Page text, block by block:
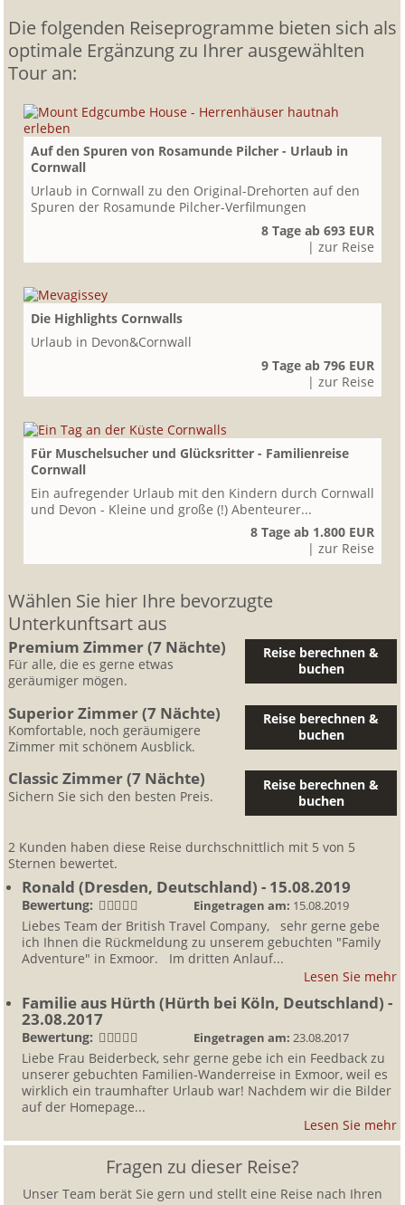
Die folgenden Reiseprogramme bieten sich als
optimale Ergänzung zu Ihrer ausgewählten
Tour an:
Auf den Spuren von Rosamunde Pilcher - Urlaub in
Cornwall
Urlaub in Cornwall zu den Original-Drehorten auf den
Spuren der Rosamunde Pilcher-Verfilmungen
8 Tage ab 693 EUR
| zur Reise
Die Highlights Cornwalls
Urlaub in Devon&Cornwall
9 Tage ab 796 EUR
| zur Reise
Für Muschelsucher und Glücksritter - Familienreise
Cornwall
Ein aufregender Urlaub mit den Kindern durch Cornwall
und Devon - Kleine und große (!) Abenteurer...
8 Tage ab 1.800 EUR
| zur Reise
Wählen Sie hier Ihre bevorzugte
Unterkunftsart aus
Premium Zimmer (7 Nächte)
Für alle, die es gerne etwas
geräumiger mögen.
Reise berechnen &
buchen
Superior Zimmer (7 Nächte)
Komfortable, noch geräumigere
Zimmer mit schönem Ausblick.
Reise berechnen &
buchen
Classic Zimmer (7 Nächte)
Sichern Sie sich den besten Preis.
Reise berechnen &
buchen
2 Kunden haben diese Reise durchschnittlich mit 5 von 5
Sternen bewertet.
Ronald (Dresden, Deutschland) - 15.08.2019
Bewertung: Eingetragen am: 15.08.2019
Liebes Team der British Travel Company, sehr gerne gebe
ich Ihnen die Rückmeldung zu unserem gebuchten "Family
Adventure" in Exmoor. Im dritten Anlauf...
Lesen Sie mehr
Familie aus Hürth (Hürth bei Köln, Deutschland) -
23.08.2017
Bewertung: Eingetragen am: 23.08.2017
Liebe Frau Beiderbeck, sehr gerne gebe ich ein Feedback zu
unserer gebuchten Familien-Wanderreise in Exmoor, weil es
wirklich ein traumhafter Urlaub war! Nachdem wir die Bilder
auf der Homepage...
Lesen Sie mehr
Fragen zu dieser Reise?
Unser Team berät Sie gern und stellt eine Reise nach Ihren